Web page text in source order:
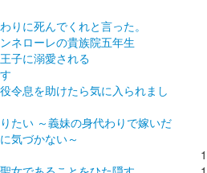
りに死んでくれと言った。
ネローレの貴族院五年生
子に溺愛される
令息を助けたら気に入られまし
たい ～義妹の身代わりで嫁いだ
気づかない～